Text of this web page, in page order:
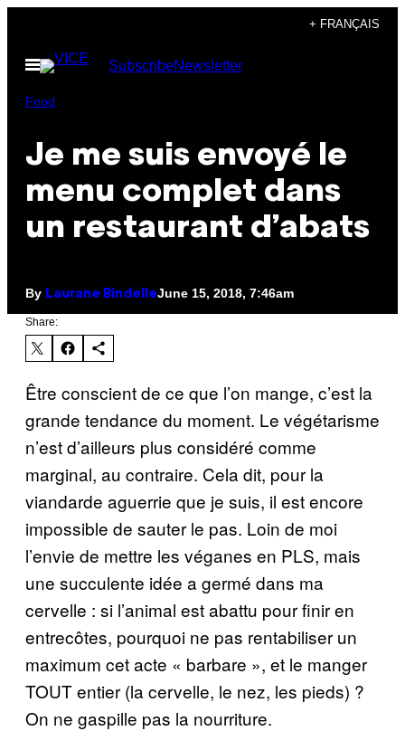
content
+ FRANÇAIS
Open
Menu
SubscribeNewsletter
Food
Je me suis envoyé le
menu complet dans
un restaurant d’abats
By Laurane BindelleJune 15, 2018, 7:46am
Share:
Être conscient de ce que l’on mange, c’est la
grande tendance du moment. Le végétarisme
n’est d’ailleurs plus considéré comme
marginal, au contraire. Cela dit, pour la
viandarde aguerrie que je suis, il est encore
impossible de sauter le pas. Loin de moi
l’envie de mettre les véganes en PLS, mais
une succulente idée a germé dans ma
cervelle : si l’animal est abattu pour finir en
entrecôtes, pourquoi ne pas rentabiliser un
maximum cet acte « barbare », et le manger
TOUT entier (la cervelle, le nez, les pieds) ?
On ne gaspille pas la nourriture.